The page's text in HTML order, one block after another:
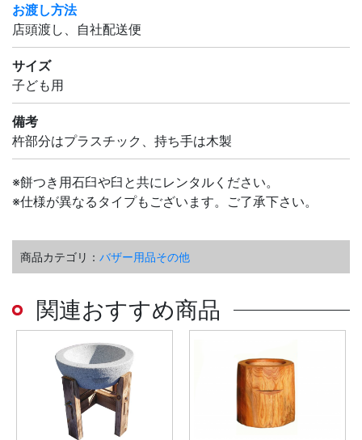
お渡し方法
店頭渡し、自社配送便
サイズ
子ども用
備考
杵部分はプラスチック、持ち手は木製
※餅つき用石臼や臼と共にレンタルください。
※仕様が異なるタイプもございます。ご了承下さい。
商品カテゴリ： バザー用品その他
関連おすすめ商品